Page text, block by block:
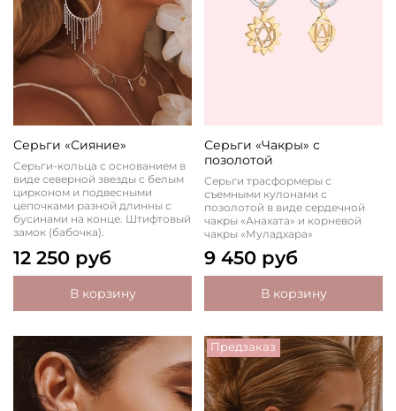
Серьги «Сияние»
Серьги-кольца с основанием в
виде северной звезды с белым
цирконом и подвесными
цепочками разной длинны с
бусинами на конце. Штифтовый
замок (бабочка).
12 250 руб
В корзину
Серьги «Чакры» с
позолотой
Серьги трасформеры с
съемными кулонами с
позолотой в виде сердечной
чакры «Анахата» и корневой
чакры «Муладхара»
9 450 руб
В корзину
Предзаказ